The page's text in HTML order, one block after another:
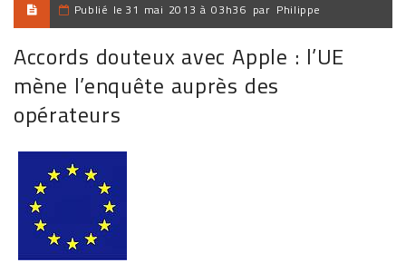
Publié le 31 mai 2013 à 03h36 par Philippe
Accords douteux avec Apple : l’UE
mène l’enquête auprès des
opérateurs